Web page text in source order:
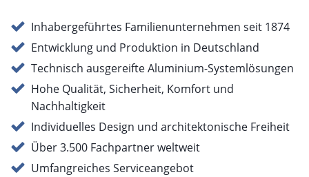
Inhabergeführtes Familienunternehmen seit 1874
Entwicklung und Produktion in Deutschland
Technisch ausgereifte Aluminium-Systemlösungen
Hohe Qualität, Sicherheit, Komfort und
Nachhaltigkeit
Individuelles Design und architektonische Freiheit
Über 3.500 Fachpartner weltweit
Umfangreiches Serviceangebot